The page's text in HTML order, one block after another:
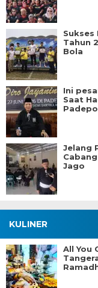
Sukses
Tahun
Bola
Ini
Saat
Jelang
Jago
KULINER
All You